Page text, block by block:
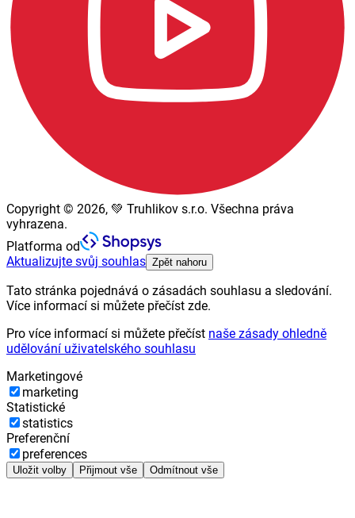
Copyright © 2026, 💚 Truhlikov s.r.o. Všechna práva
vyhrazena.
Platforma od
Aktualizujte svůj souhlas Zpět nahoru
Tato stránka pojednává o zásadách souhlasu a sledování.
Více informací si můžete přečíst zde.
Pro více informací si můžete přečíst naše zásady ohledně
udělování uživatelského souhlasu
Marketingové
marketing
Statistické
statistics
Preferenční
preferences
Uložit volby Přijmout vše Odmítnout vše